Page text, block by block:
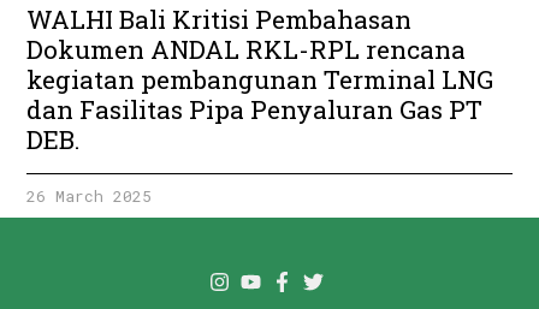
WALHI Bali Kritisi Pembahasan
Dokumen ANDAL RKL-RPL rencana
kegiatan pembangunan Terminal LNG
dan Fasilitas Pipa Penyaluran Gas PT
DEB.
26 March 2025